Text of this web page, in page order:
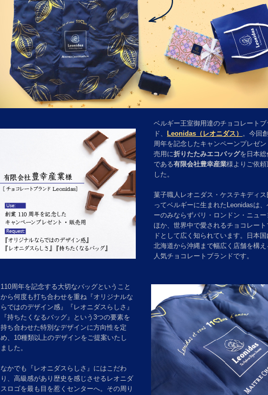
ベルギー王室御用達のチョコレートブ
ド、
Leonidas（レオニダス） 。今回
周年を記念したキャンペーンプレゼ
売用に折りたたみエコバッグを日本総
である有限会社豊幸産業様よりご依頼
した。
菓子職人レオニダス・ケステキディス
ってベルギーに生まれたLeonidasは
ーのみならずパリ・ロンドン・ニュ
ほか、世界中で愛されるチョコレート
ドとして広く知られています。日本
北海道から沖縄まで幅広く店舗を構え
人気チョコレートブランドです。
110周年を記念する大切なバッグということ
から何度も打ち合わせを重ね『オリジナルな
らではのデザイン感』『レオニダスらしさ』
『持ちたくなるバッグ』という3つの要素を
持ち合わせた特別なデザインに方向性を定
め、10種類以上のデザインをご提案いたし
ました。
なかでも『レオニダスらしさ』にはこだわ
り、高級感があり歴史を感じさせるレオニダ
スロゴを最も目を惹くセンターへ。その周り